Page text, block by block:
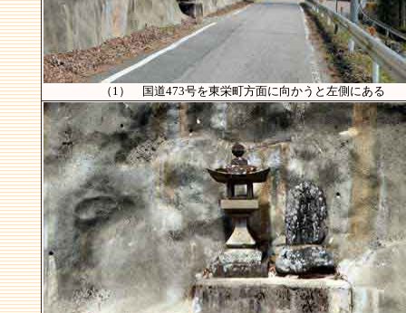
（1） 国道473号を東栄町方面に向かうと左側にある